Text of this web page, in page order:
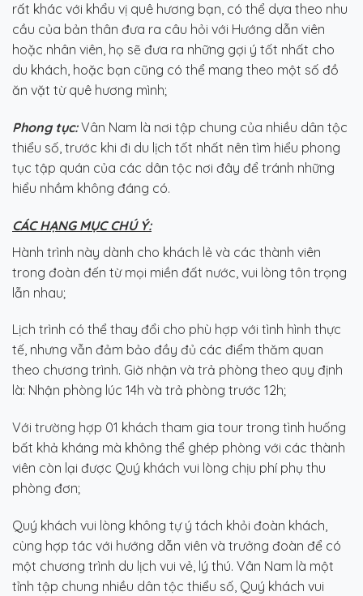
rất khác với khẩu vị quê hương bạn, có thể dựa theo nhu
cầu của bản thân đưa ra câu hỏi với Hướng dẫn viên
hoặc nhân viên, họ sẽ đưa ra những gợi ý tốt nhất cho
du khách, hoặc bạn cũng có thể mang theo một số đồ
ăn vặt từ quê hương mình;
Phong tục:Vân Nam là nơi tập chung của nhiều dân tộc
thiểu số, trước khi đi du lịch tốt nhất nên tìm hiểu phong
tục tập quán của các dân tộc nơi đây để tránh những
hiểu nhầm không đáng có.
CÁC HẠNG MỤC CHÚ Ý:
Hành trình này dành cho khách lẻ và các thành viên
trong đoàn đến từ mọi miền đất nước, vui lòng tôn trọng
lẫn nhau;
Lịch trình có thể thay đổi cho phù hợp với tình hình thực
tế, nhưng vẫn đảm bảo đầy đủ các điểm thăm quan
theo chương trình. Giờ nhận và trả phòng theo quy định
là: Nhận phòng lúc 14h và trả phòng trước 12h;
Với trường hợp 01 khách tham gia tour trong tình huống
bất khả kháng mà không thể ghép phòng với các thành
viên còn lại được Quý khách vui lòng chịu phí phụ thu
phòng đơn;
Quý khách vui lòng không tự ý tách khỏi đoàn khách,
cùng hợp tác với hướng dẫn viên và trưởng đoàn để có
một chương trình du lịch vui vẻ, lý thú. Vân Nam là một
tỉnh tập chung nhiều dân tộc thiểu số, Quý khách vui